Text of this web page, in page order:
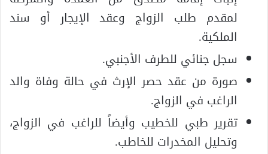
لمقدم طلب الزواج وعقد الإيجار أو سند
الملكية.
سجل جنائي للطرف الأجنبي.
صورة من عقد حصر الإرث في حالة وفاة والد
الراغب في الزواج.
تقرير طبي للخطيب وأيضاً للراغب في الزواج،
وتحليل المخدرات للخاطب.